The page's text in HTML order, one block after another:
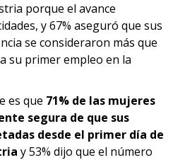
porque el avance
y 67% aseguró que sus
se consideraron más que
su primer empleo en la
es que 71% de las mujeres
segura de que sus
desde el primer día de
y 53% dijo que el número